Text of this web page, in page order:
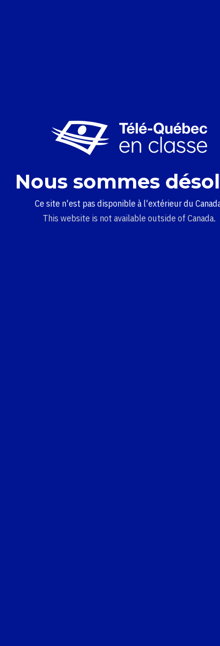
Nous sommes
Ce site n'est pas disponible à l'extérieur du
This website is not available outside of Canada.